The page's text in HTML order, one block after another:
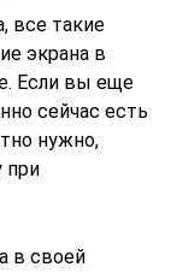
все такие
экрана в
Если вы еще
сейчас есть
нужно,
при
в своей